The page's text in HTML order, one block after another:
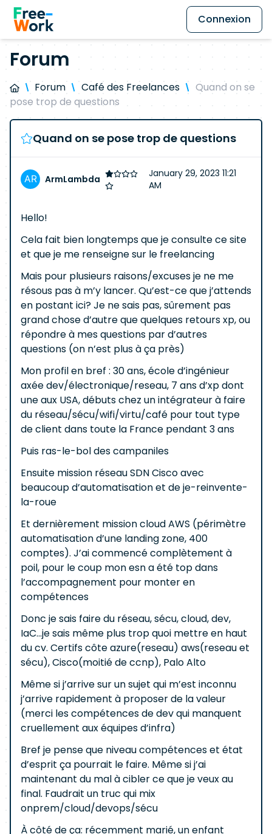
Connexion
Forum
Forum Café des Freelances
Quand on se
pose trop de questions
Quand on se pose trop de questions
ArmLambda
January 29, 2023 11:21
AM
Hello!
Cela fait bien longtemps que je consulte ce site
et que je me renseigne sur le freelancing
Mais pour plusieurs raisons/excuses je ne me
résous pas à m’y lancer. Qu’est-ce que j’attends
en postant ici? Je ne sais pas, sûrement pas
grand chose d’autre que quelques retours xp, ou
répondre à mes questions par d’autres
questions (on n’est plus à ça près)
Mon profil en bref : 30 ans, école d’ingénieur
axée dev/électronique/reseau, 7 ans d’xp dont
une aux USA, débuts chez un intégrateur à faire
du réseau/sécu/wifi/virtu/café pour tout type
de client dans toute la France pendant 3 ans
Puis ras-le-bol des campaniles
Ensuite mission réseau SDN Cisco avec
beaucoup d’automatisation et de je-reinvente-
la-roue
Et dernièrement mission cloud AWS (périmètre
automatisation d’une landing zone, 400
comptes). J’ai commencé complètement à
poil, pour le coup mon esn a été top dans
l’accompagnement pour monter en
compétences
Donc je sais faire du réseau, sécu, cloud, dev,
IaC…je sais même plus trop quoi mettre en haut
du cv. Certifs côte azure(reseau) aws(reseau et
sécu), Cisco(moitié de ccnp), Palo Alto
Même si j’arrive sur un sujet qui m’est inconnu
j’arrive rapidement à proposer de la valeur
(merci les compétences de dev qui manquent
cruellement aux équipes d’infra)
Bref je pense que niveau compétences et état
d’esprit ça pourrait le faire. Même si j’ai
maintenant du mal à cibler ce que je veux au
final. Faudrait un truc qui mix
onprem/cloud/devops/sécu
À côté de ça: récemment marié, un enfant